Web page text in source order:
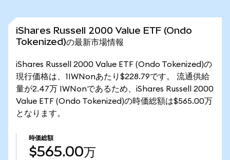
iShares Russell 2000 Value ETF (Ondo
Tokenized)の最新市場情報
iShares Russell 2000 Value ETF (Ondo Tokenized)の
現行価格は、1IWNonあたり$228.79です。 流通供給
量が2.47万 IWNonであるため、iShares Russell 2000
Value ETF (Ondo Tokenized)の時価総額は$565.00万
となります。
時価総額
$565.00万